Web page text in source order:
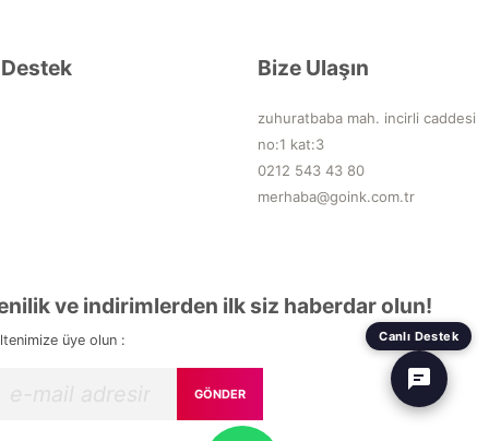
Destek Bize Ulaşın
zuhuratbaba mah. incirli caddesi
no:1 kat:3
0212 543 43 80
merhaba@goink.com.tr
ve indirimlerden ilk siz haberdar olun!
üye olun :
GÖNDER
Canlı Destek